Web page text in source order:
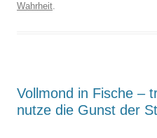
Wahrheit.
Vollmond in Fische –
nutze die Gunst der